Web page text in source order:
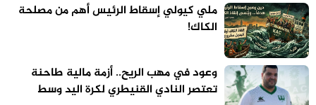
ملي كيولي إسقاط الرئيس أهم من مصلحة
الكاك!
وعود في مهب الريح.. أزمة مالية طاحنة
تعتصر النادي القنيطري لكرة اليد وسط